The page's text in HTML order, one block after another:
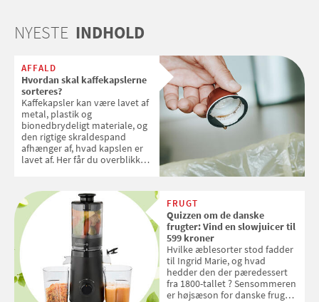
NYESTE INDHOLD
AFFALD
Hvordan skal kaffekapslerne
sorteres?
Kaffekapsler kan være lavet af
metal, plastik og
bionedbrydeligt materiale, og
den rigtige skraldespand
afhænger af, hvad kapslen er
lavet af. Her får du overblikket
FRUGT
Quizzen om de danske
frugter: Vind en slowjuicer til
599 kroner
Hvilke æblesorter stod fadder
til Ingrid Marie, og hvad
hedder den der pæredessert
fra 1800-tallet ? Sensommeren
er højsæson for danske fruger,